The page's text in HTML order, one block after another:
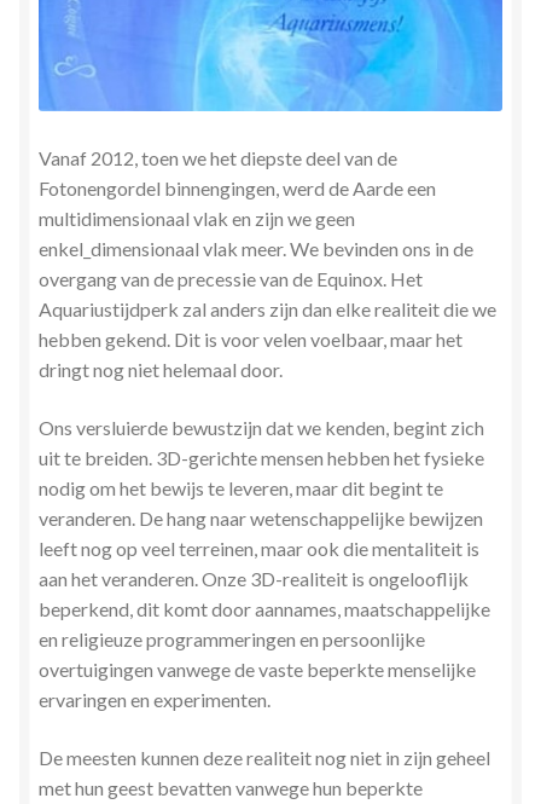
Privacybeleid
Stress en Burn-out Coaching
Tarot
Transactionele Analyse
Verbinden en Transformeren met 17 Archeia en hun
Tweelingvlam
Webshop
Wie ben ik
Winkel
Winkelwagen
Zielsgeoriënteerde Jobcoaching
Vanaf 2012, toen we het diepste deel van de
Fotonengordel binnengingen, werd de Aarde een
multidimensionaal vlak en zijn we geen
enkel_dimensionaal vlak meer. We bevinden ons in de
overgang van de precessie van de Equinox. Het
Aquariustijdperk zal anders zijn dan elke realiteit die we
hebben gekend. Dit is voor velen voelbaar, maar het
dringt nog niet helemaal door.
Ons versluierde bewustzijn dat we kenden, begint zich
uit te breiden. 3D-gerichte mensen hebben het fysieke
nodig om het bewijs te leveren, maar dit begint te
veranderen. De hang naar wetenschappelijke bewijzen
leeft nog op veel terreinen, maar ook die mentaliteit is
aan het veranderen. Onze 3D-realiteit is ongelooflijk
beperkend, dit komt door aannames, maatschappelijke
en religieuze programmeringen en persoonlijke
overtuigingen vanwege de vaste beperkte menselijke
ervaringen en experimenten.
De meesten kunnen deze realiteit nog niet in zijn geheel
met hun geest bevatten vanwege hun beperkte